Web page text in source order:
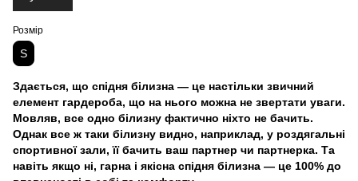
Розмір
S
Здається, що спідня білизна — це настільки звичний
елемент гардероба, що на нього можна не звертати уваги.
Мовляв, все одно білизну фактично ніхто не бачить.
Однак все ж таки білизну видно, наприклад, у роздягальні
спортивної зали, її бачить ваш партнер чи партнерка. Та
навіть якщо ні, гарна і якісна спідня білизна — це 100% до